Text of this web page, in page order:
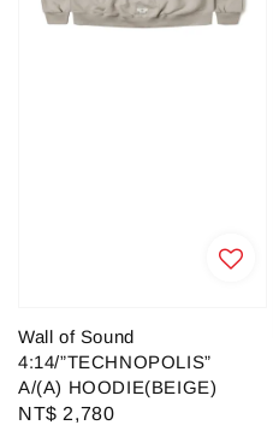
Wall of Sound
4:14/”TECHNOPOLIS”
A/(A) HOODIE(BEIGE)
Regular
NT$ 2,780